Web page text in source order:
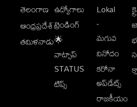
తెలంగాణ
ఆంధ్రప్రదేశ్
తమిళనాడు
ఉద్యోగాలు
ట్రెండింగ్
🌟
వాట్సాప్
STATUS
టిప్స్
Lokal
-
మగువ
వినోదం
కరోనా
అప్‌డేట్స్
రాజకీయం